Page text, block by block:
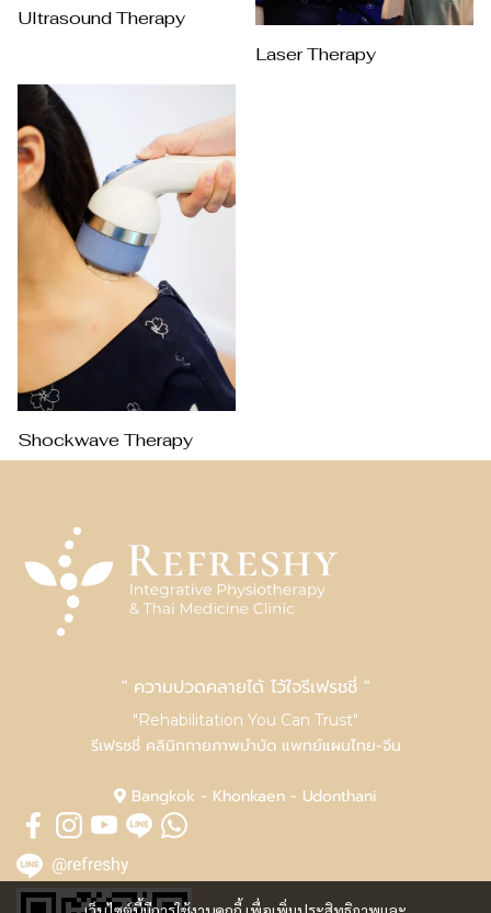
Ultrasound Therapy
Laser Therapy
Shockwave Therapy
" ความปวดคลายได้ ไว้ใจรีเฟรชชี่ "
"Rehabilitation You Can Trust"
รีเฟรชชี่ คลินิกกายภาพบำบัด แพทย์แผนไทย-จีน
Bangkok - Khonkaen - Udonthani
@refreshy